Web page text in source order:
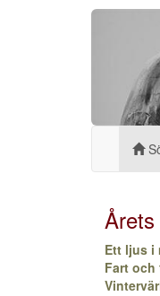
Ett ljus i
Fart och